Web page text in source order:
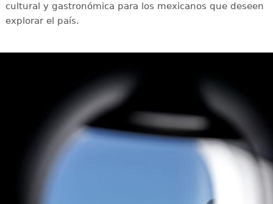
cultural y gastronómica para los mexicanos que deseen
explorar el país.